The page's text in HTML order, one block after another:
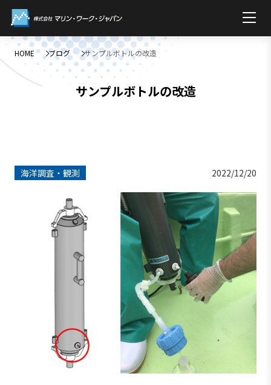
HOME ブログ サンプルボトルの改造
サンプルボトルの改造
海洋調査・観測 2022/12/20